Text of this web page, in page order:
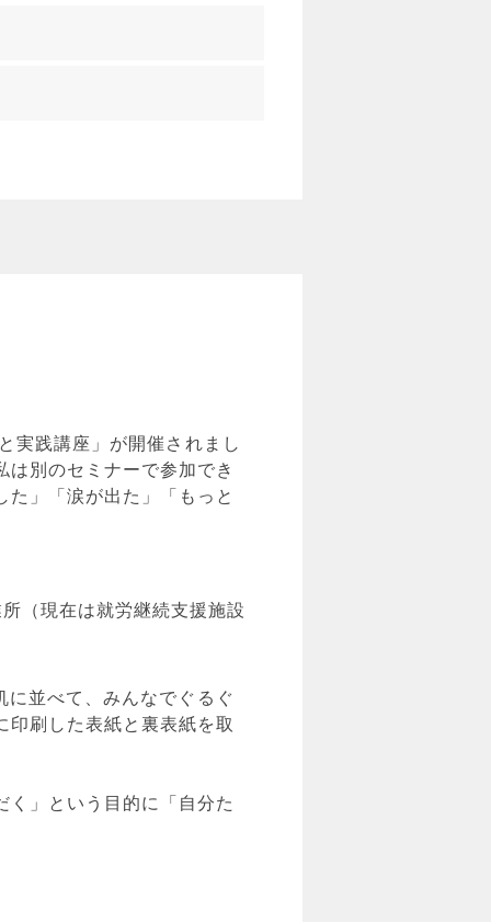
実践講座」が開催されまし
別のセミナーで参加でき
」「涙が出た」「もっと
（現在は就労継続支援施設
並べて、みんなでぐるぐ
刷した表紙と裏表紙を取
」という目的に「自分た